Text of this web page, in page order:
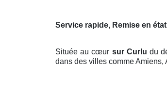
Service rapide, Remise en
Située au cœur sur Curlu du
dans des villes comme Amiens,